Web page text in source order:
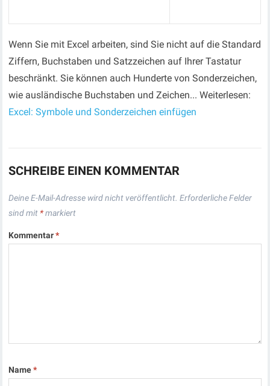
Wenn Sie mit Excel arbeiten, sind Sie nicht auf die Standard
Ziffern, Buchstaben und Satzzeichen auf Ihrer Tastatur
beschränkt. Sie können auch Hunderte von Sonderzeichen,
wie ausländische Buchstaben und Zeichen... Weiterlesen:
Excel: Symbole und Sonderzeichen einfügen
SCHREIBE EINEN KOMMENTAR
Deine E-Mail-Adresse wird nicht veröffentlicht. Erforderliche Felder
sind mit *markiert
Kommentar*
Name*